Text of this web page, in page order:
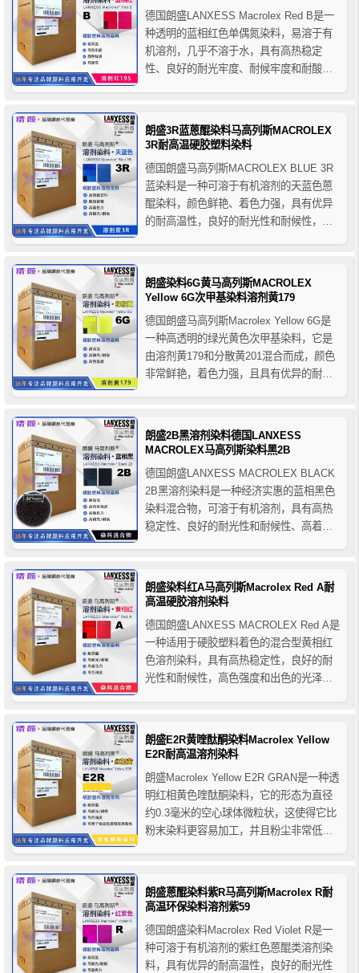
德国朗盛LANXESS Macrolex Red B是一
种透明的蓝相红色单偶氮染料，易溶于有
机溶剂，几乎不溶于水，具有高热稳定
性、良好的耐光牢度、耐候牢度和耐酸碱
ABS、SAN、PMMA、PC、PVC-U、PET
等聚合物的着色。
朗盛3R蓝蒽醌染料马高列斯MACROLEX
3R耐高温硬胶塑料染料
德国朗盛马高列斯MACROLEX BLUE 3R
蓝染料是一种可溶于有机溶剂的天蓝色蒽
醌染料，颜色鲜艳、着色力强，具有优异
的耐高温性，良好的耐光性和耐候性，朗
妆品容器、电气工业、家用电器、聚酯纤
维等塑料制品的着色，也可用于色母粒、
朗盛染料6G黄马高列斯MACROLEX
Yellow 6G次甲基染料溶剂黄179
德国朗盛马高列斯Macrolex Yellow 6G是
一种高透明的绿光黄色次甲基染料，它是
由溶剂黄179和分散黄201混合而成，颜色
非常鲜艳，着色力强，且具有优异的耐热
温度下它可以完全溶解于热塑性塑料的熔
体中，推荐用于PC、PET、ABS、ABS...
朗盛2B黑溶剂染料德国LANXESS
MACROLEX马高列斯染料黑2B
德国朗盛LANXESS MACROLEX BLACK
2B黑溶剂染料是一种经济实惠的蓝相黑色
染料混合物，可溶于有机溶剂，具有高热
稳定性、良好的耐光性和耐候性、高着色
用于PS、SAN、PMMA、PC、PVC-U、
PPO、PET等塑料聚合物的着色。
朗盛染料红A马高列斯Macrolex Red A耐
高温硬胶溶剂染料
德国朗盛LANXESS MACROLEX Red A是
一种适用于硬胶塑料着色的混合型黄相红
色溶剂染料，具有高热稳定性，良好的耐
光性和耐候性，高色强度和出色的光泽，
ABS/PC混合物的透明和不透明染色。
朗盛E2R黄喹酞酮染料Macrolex Yellow
E2R耐高温溶剂染料
朗盛Macrolex Yellow E2R GRAN是一种透
明红相黄色喹酞酮染料，它的形态为直径
约0.3毫米的空心球体微粒状，这使得它比
粉末染料更容易加工，并且粉尘非常低，
适合应于色母粒、电气设备外壳、饮料瓶
子、化妆品容器、家用电器、包装、聚酯
朗盛蒽醌染料紫R马高列斯Macrolex R耐
高温环保染料溶剂紫59
德国朗盛染料Macrolex Red Violet R是一
种可溶于有机溶剂的紫红色蒽醌类溶剂染
料，具有优异的耐高温性，良好的耐光性